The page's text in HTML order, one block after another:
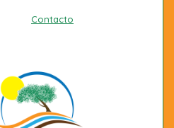
Contacto